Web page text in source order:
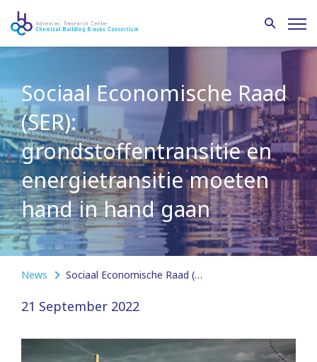
Sociaal Economische Raad
(SER):
grondstoffentransitie en
energietransitie moeten
hand in hand gaan
News Sociaal Economische Raad (SER): grondstoffentransitie en energietransitie moeten hand in hand gaan
21 September 2022